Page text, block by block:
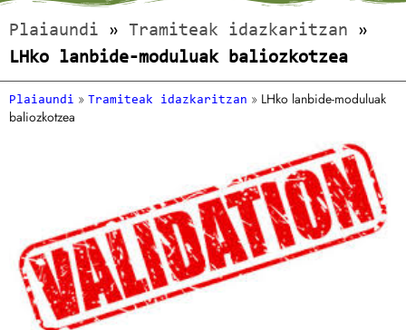
Plaiaundi » Tramiteak idazkaritzan »
LHko lanbide-moduluak baliozkotzea
Plaiaundi » Tramiteak idazkaritzan » LHko lanbide-moduluak
baliozkotzea